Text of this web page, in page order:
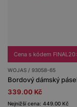
Cena s kódem FINAL20:
WOJAS / 93058-65
339.00 Kč
Nejnižší cena: 449.00 Kč